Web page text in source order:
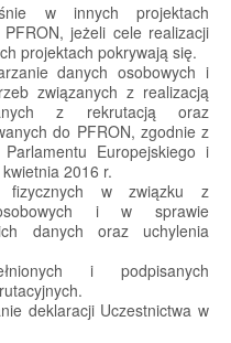
w innych projektach
jeżeli cele realizacji
projektach pokrywają się.
danych osobowych i
związanych z realizacją
z rekrutacją oraz
do PFRON, zgodnie z
Europejskiego i
2016 r.
w związku z
i w sprawie
danych oraz uchylenia
i podpisanych
deklaracji Uczestnictwa w